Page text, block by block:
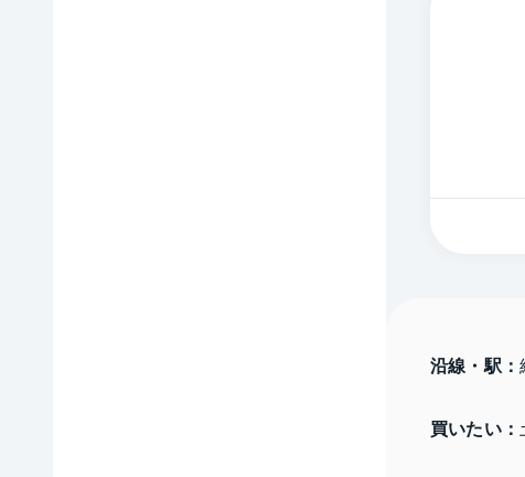
沿線・駅：
買いたい：